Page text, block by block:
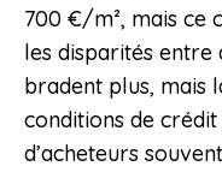
700 €/m², mais ce
les disparités entre
bradent plus, mais
conditions de
d’acheteurs